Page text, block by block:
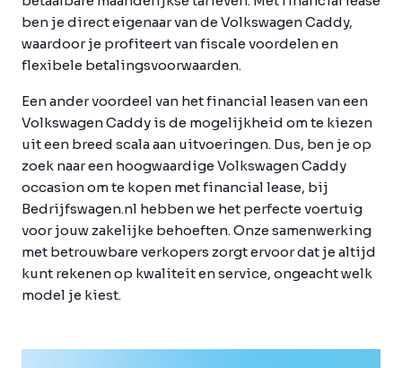
ben je direct eigenaar van de Volkswagen Caddy,
waardoor je profiteert van fiscale voordelen en
flexibele betalingsvoorwaarden.
Een ander voordeel van het financial leasen van een
Volkswagen Caddy is de mogelijkheid om te kiezen
uit een breed scala aan uitvoeringen. Dus, ben je op
zoek naar een hoogwaardige Volkswagen Caddy
occasion om te kopen met financial lease, bij
Bedrijfswagen.nl hebben we het perfecte voertuig
voor jouw zakelijke behoeften. Onze samenwerking
met betrouwbare verkopers zorgt ervoor dat je altijd
kunt rekenen op kwaliteit en service, ongeacht welk
model je kiest.